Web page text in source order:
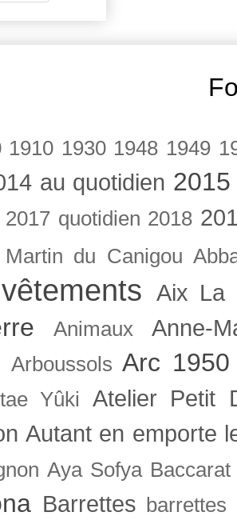
1910 1930 1948 1949
au quotidien
2017 quotidien 2018
du Canigou
Aix La
Animaux Anne-
Arboussols Arc 1950
Yûki
Atelier Petit
Autant en emporte
Aya Sofya Baccarat
Barrettes barrettes